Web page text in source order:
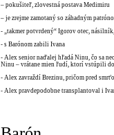
– pokušiteľ, zlovestná postava Medimiru
– je zrejme zamotaný so záhadným
- „takmer potvrdený“ Igorov otec,
- s Barónom zabili Ivana
- Alex senior naďalej hľadá Ninu, čo sa
Ninu – vrátane mien ľudí, ktorí vstúpili
- Alex zavraždí Brezinu, pričom pred
- Alex pravdepodobne transplantoval i